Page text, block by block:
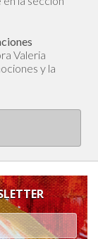
Valeria
y la